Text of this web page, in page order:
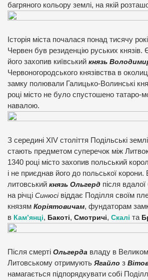
багряного кольору землі, на якій
Історія міста почалася понад тисячу
Червен був резиденцію руських князів.
його захопив київський князь
Червоногородського князівства в
замку полювали Галицько-Волинські
році місто не було спустошено татаро-
навалою.
З середині XIV століття Подільські
стають предметом суперечок між
1340 році місто захопив польський
і не приєднав його до польської корони.
литовський князь Ольгерд після
на річці Синюсі віддає Поділля своїм
князям Коріятовичам, фундаторам
в Кам’янці, Бакоті, Смотричі, Скалі та
Після смерті Ольгерда владу в
Литовському отримують Ягайло з
намагається підпорядкувати собі